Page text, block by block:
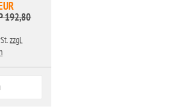
192,80
zzgl.